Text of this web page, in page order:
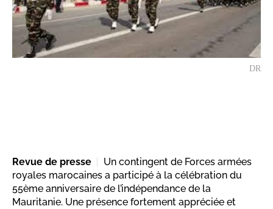
DR
Revue de presse
Un contingent de Forces armées
royales marocaines a participé à la célébration du
55ème anniversaire de l’indépendance de la
Mauritanie. Une présence fortement appréciée et